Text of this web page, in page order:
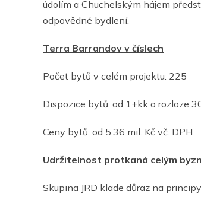
údolím a Chuchelským hájem
odpovědné bydlení.
Terra Barrandov v číslech
Počet bytů v celém projektu: 225
Dispozice bytů: od 1+kk o rozloze
Ceny bytů: od 5,36 mil. Kč vč. DPH
Udržitelnost protkaná celým
Skupina JRD klade důraz na